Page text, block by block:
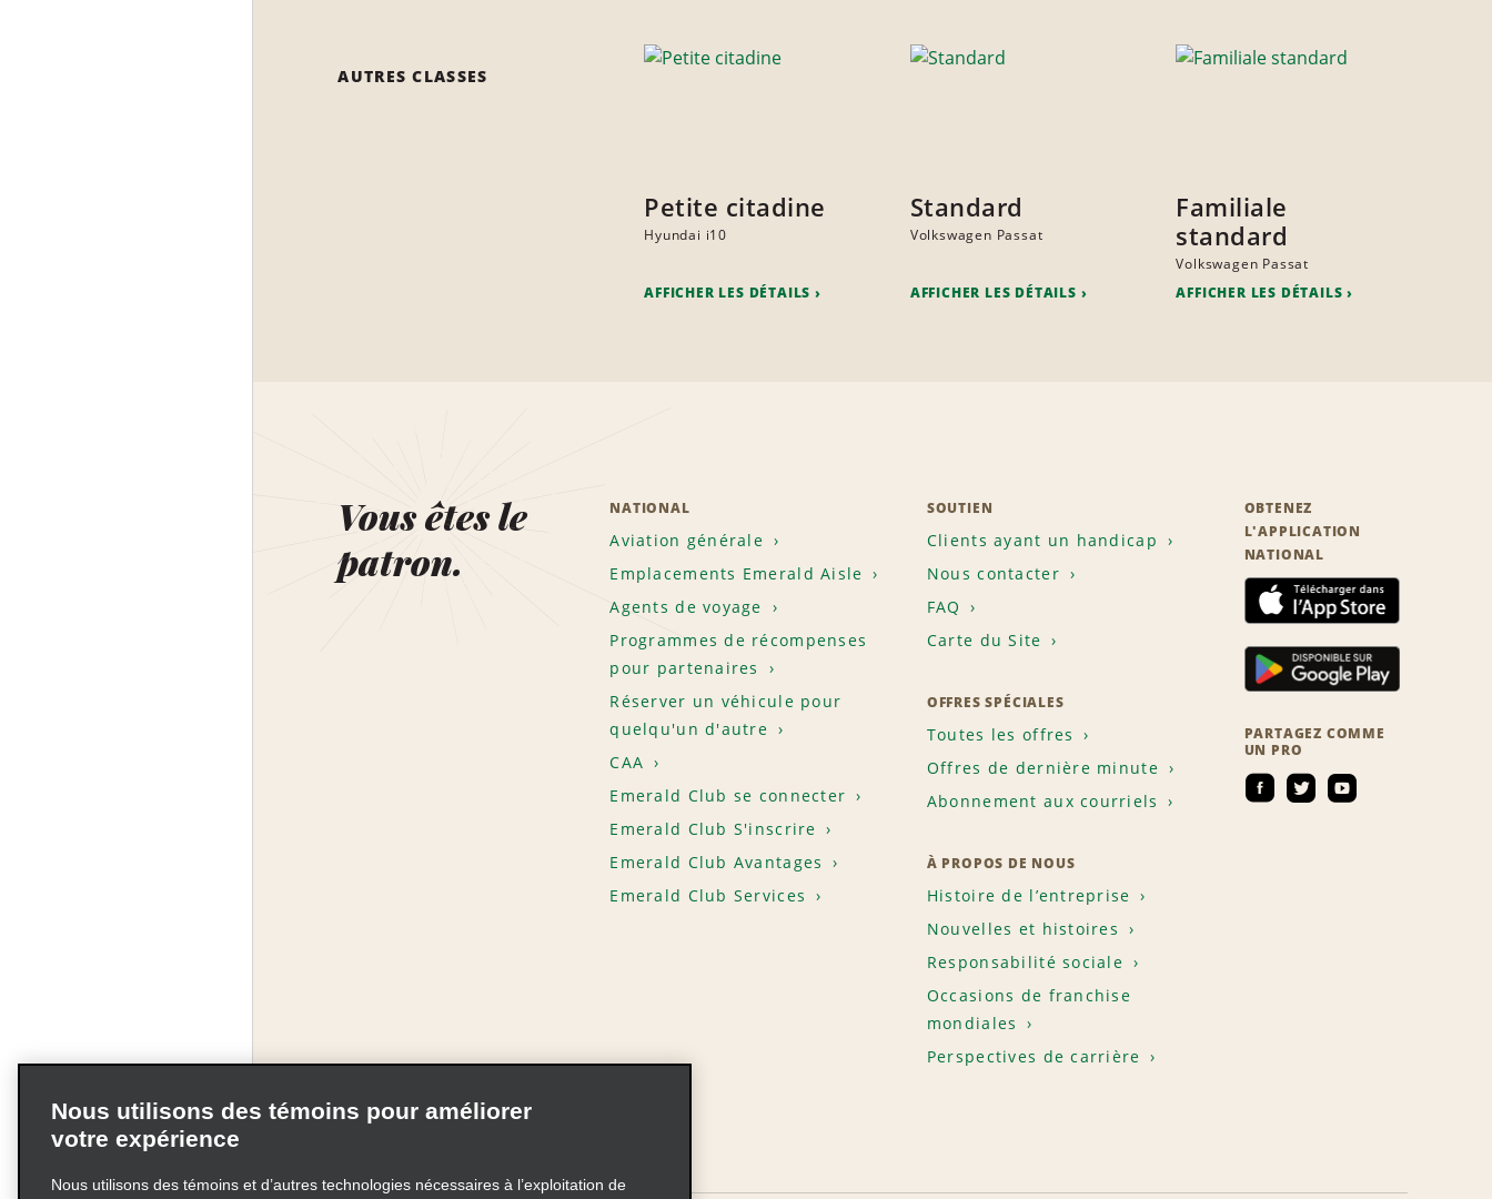
AUTRES CLASSES
Petite citadine
Hyundai i10
AFFICHER LES DÉTAILS
Standard
Volkswagen Passat
AFFICHER LES DÉTAILS
Familiale
standard
Volkswagen Passat
AFFICHER LES DÉTAILS
Vous êtes le
patron.
NATIONAL
Aviation générale
Emplacements Emerald Aisle
Agents de voyage
Programmes de récompenses
pour partenaires
Réserver un véhicule pour
quelqu'un d'autre
CAA
Emerald Club se connecter
Emerald Club S'inscrire
Emerald Club Avantages
Emerald Club Services
SOUTIEN
Clients ayant un handicap
Nous contacter
FAQ
Carte du Site
OFFRES SPÉCIALES
Toutes les offres
Offres de dernière minute
Abonnement aux courriels
À PROPOS DE NOUS
Histoire de l’entreprise
Nouvelles et histoires
Responsabilité sociale
Occasions de franchise
mondiales
Perspectives de carrière
OBTENEZ
L'APPLICATION
NATIONAL
PARTAGEZ COMME
UN PRO
Nous utilisons des témoins pour améliorer
votre expérience
Nous utilisons des témoins et d’autres technologies nécessaires à l’exploitation de